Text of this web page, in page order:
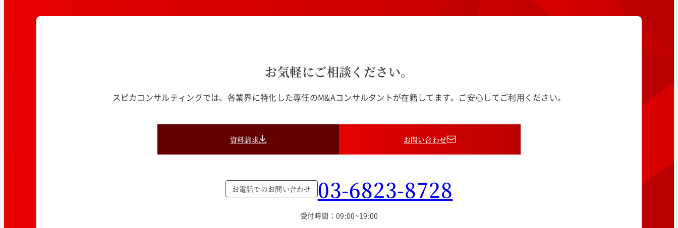
お気軽にご相談ください。
スピカコンサルティングでは、各業界に特化した専任のM&Aコンサルタントが在籍してます。ご安心してご利用ください。
資料請求 お問い合わせ
お電話でのお問い合わせ 03-6823-8728
受付時間：09:00~19:00